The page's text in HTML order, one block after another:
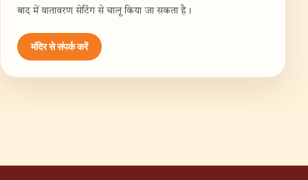
बाद में वातावरण सेटिंग से चालू किया जा सकता है।
मंदिर से संपर्क करें